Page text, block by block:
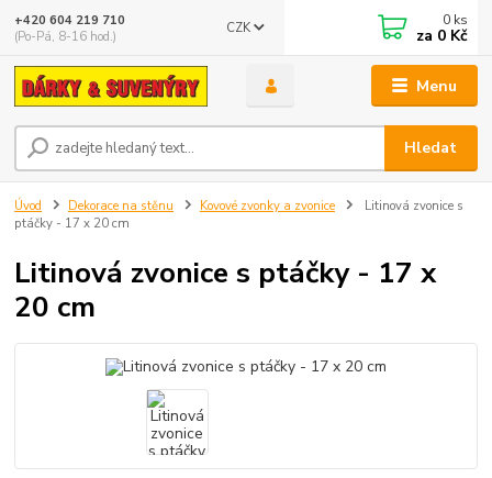
Menu
CZK
Hledat
+420 604 219 710
(Po-Pá, 8-16 hod.)
0 ks
za 0 Kč
Úvod Dekorace na stěnu Kovové zvonky a zvonice
Litinová zvonice s
ptáčky - 17 x 20 cm
Litinová zvonice s ptáčky - 17 x
20 cm